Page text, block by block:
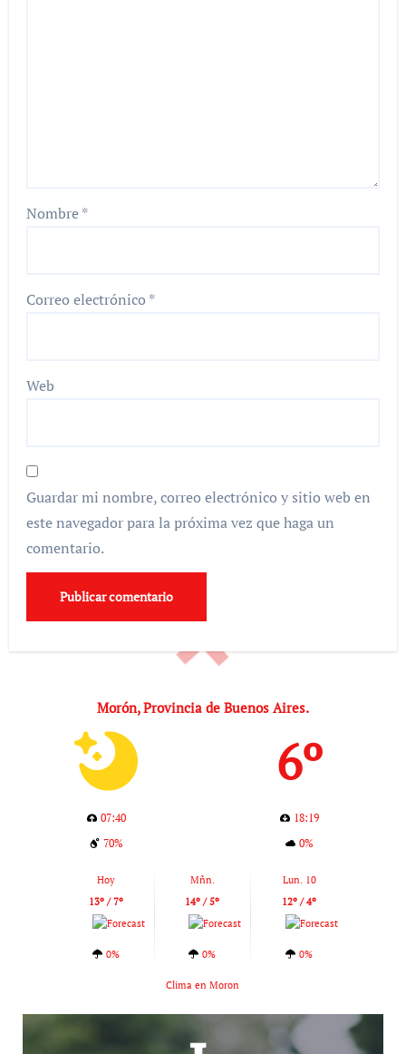
Nombre*
Correo electrónico *
Web
Guardar mi nombre, correo electrónico y sitio web en
este navegador para la próxima vez que haga un
comentario.
Morón, Provincia de Buenos Aires.
6º
07:40
18:19
70%
0%
Hoy
13º / 7º
0%
Mñn.
14º / 5º
0%
Lun. 10
12º / 4º
0%
Clima en Moron